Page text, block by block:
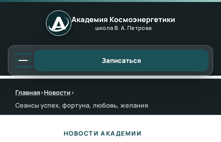
Академия Космоэнергетики
школа В. А. Петрова
Записаться
Главная›Новости›
Сеансы успех, фортуна, любовь, желания
НОВОСТИ АКАДЕМИИ